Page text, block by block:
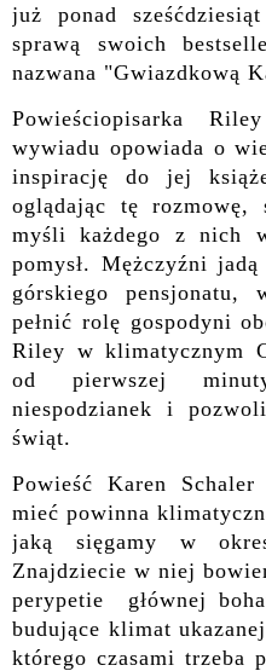
już ponad
sprawą swoich
nazwana "Gwiazdkową
Powieściopisarka
wywiadu opowiada o
inspirację do jej
oglądając tę rozmowę,
myśli każdego z nich
pomysł. Mężczyźni
górskiego pensjonatu,
pełnić rolę gospodyni
Riley w klimatycznym
od pierwszej
niespodzianek i
świąt.
Powieść Karen
mieć powinna
jaką sięgamy w
Znajdziecie w niej
perypetie głównej
budujące klimat
którego czasami trzeba